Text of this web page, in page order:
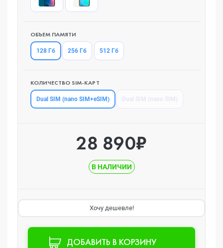
ОБЪЕМ ПАМЯТИ
128 Гб 256 Гб 512 Гб
КОЛИЧЕСТВО SIM-КАРТ
Dual SIM (nano SIM+eSIM)
28 890₽
В НАЛИЧИИ
Хочу дешевле!
ДОБАВИТЬ В КОРЗИНУ